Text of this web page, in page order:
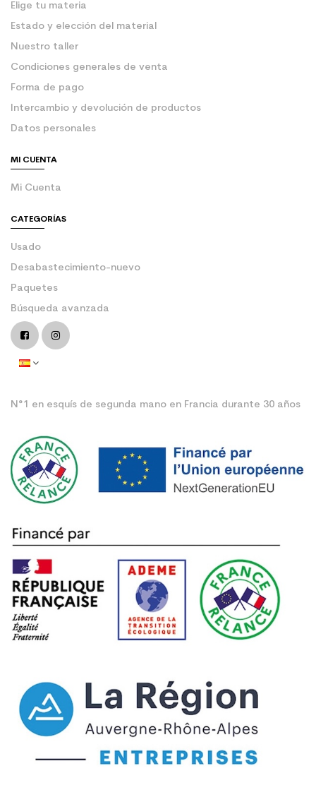
Elige tu materia
Estado y elección del material
Nuestro taller
Condiciones generales de venta
Forma de pago
Intercambio y devolución de productos
Datos personales
MI CUENTA
Mi Cuenta
CATEGORÍAS
Usado
Desabastecimiento-nuevo
Paquetes
Búsqueda avanzada
N°1 en esquís de segunda mano en Francia durante 30 años